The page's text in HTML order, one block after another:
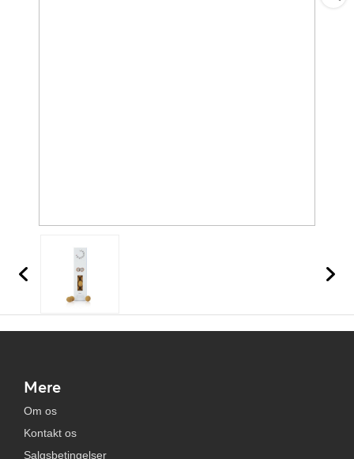
Mere
Om os
Kontakt os
Salgsbetingelser